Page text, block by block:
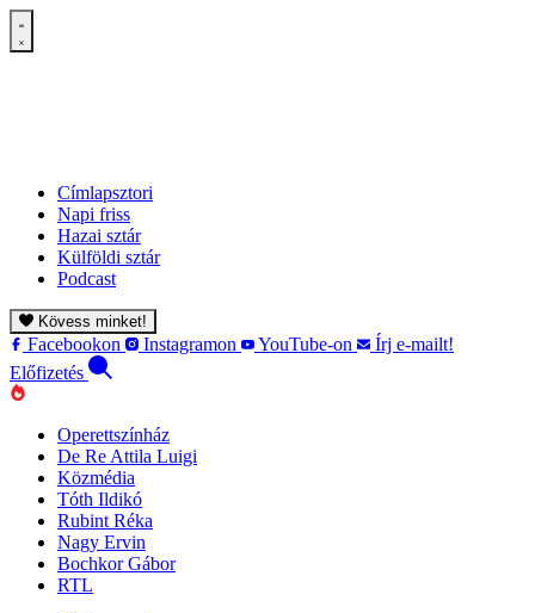
Címlapsztori
Napi friss
Hazai sztár
Külföldi sztár
Podcast
Kövess minket!
Facebookon Instagramon YouTube-on
Írj e-mailt!
Előfizetés
Operettszínház
De Re Attila Luigi
Közmédia
Tóth Ildikó
Rubint Réka
Nagy Ervin
Bochkor Gábor
RTL